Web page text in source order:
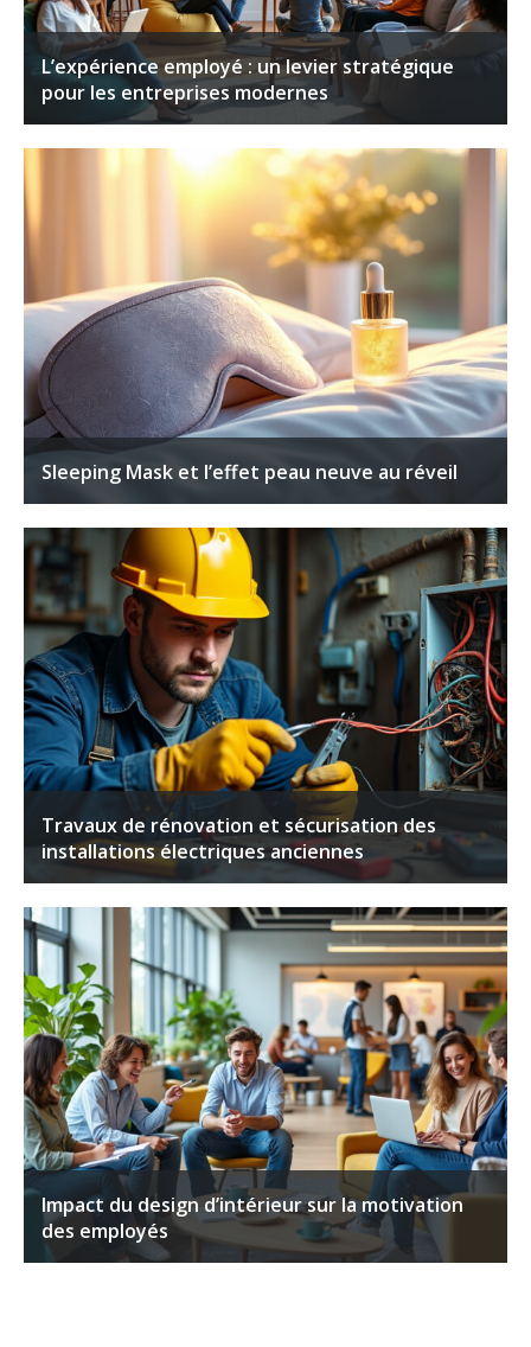
L’expérience employé : un levier stratégique
pour les entreprises modernes
Sleeping Mask et l’effet peau neuve au réveil
Travaux de rénovation et sécurisation des
installations électriques anciennes
Impact du design d’intérieur sur la motivation
des employés